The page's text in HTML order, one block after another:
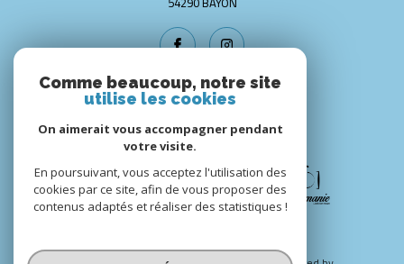
NOS PARTENAIRES
Comme beaucoup, notre site
utilise les cookies
On aimerait vous accompagner pendant
votre visite.
En poursuivant, vous acceptez l'utilisation des
cookies par ce site, afin de vous proposer des
contenus adaptés et réaliser des statistiques !